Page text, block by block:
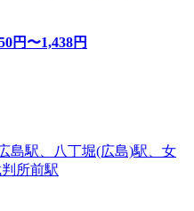
円〜1,438円
島駅、八丁堀(広島)駅、女
所前駅